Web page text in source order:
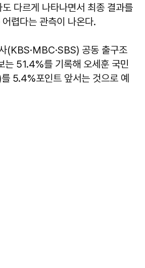
다르게 나타나면서 최종 결과를
렵다는 관측이 나온다.
(KBS·MBC·SBS) 공동 출구조
는 51.4%를 기록해 오세훈 국민
5.4%포인트 앞서는 것으로 예